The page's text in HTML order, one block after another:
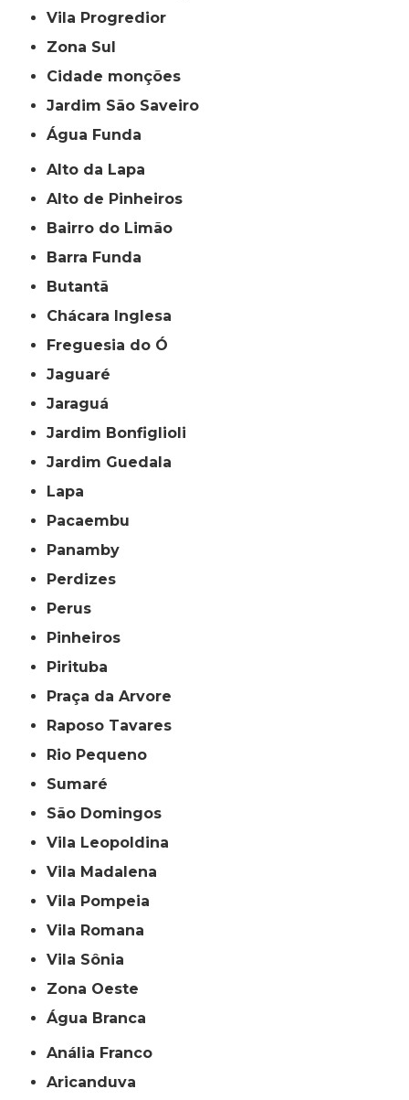
Vila Progredior
Zona Sul
cidade monções
jardim São Saveiro
Água Funda
Alto da Lapa
Alto de Pinheiros
Bairro do Limão
Barra Funda
Butantã
Chácara Inglesa
Freguesia do Ó
Jaguaré
Jaraguá
Jardim Bonfiglioli
Jardim Guedala
Lapa
Pacaembu
Panamby
Perdizes
Perus
Pinheiros
Pirituba
Praça da Arvore
Raposo Tavares
Rio Pequeno
Sumaré
São Domingos
Vila Leopoldina
Vila Madalena
Vila Pompeia
Vila Romana
Vila Sônia
Zona Oeste
Água Branca
Anália Franco
Aricanduva